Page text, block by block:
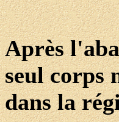
Après
seul corps
dans la